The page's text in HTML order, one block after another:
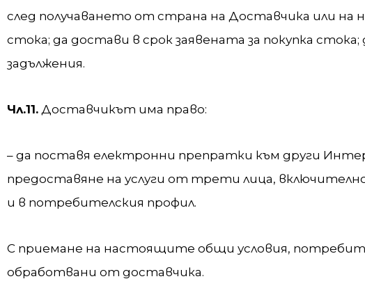
след получаването от страна на Доставчика или
стока; да достави в срок заявената за покупка
задължения.
Чл.11. Доставчикът има право:
– да поставя електронни препратки към други
предоставяне на услуги от трети лица,
и в потребителския профил.
С приемане на настоящите общи условия,
обработвани от доставчика.